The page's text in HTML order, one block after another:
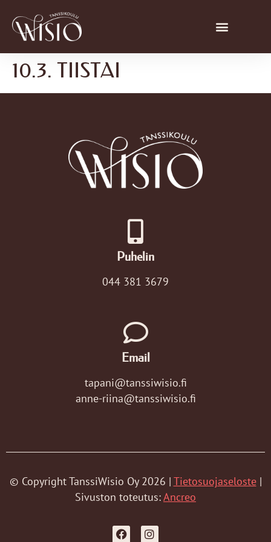
10.3. TIISTAI
Puhelin
044 381 3679
Email
tapani@tanssiwisio.fi
anne-riina@tanssiwisio.fi
© Copyright TanssiWisio Oy 2026 | Tietosuojaseloste|
Sivuston toteutus:Ancreo